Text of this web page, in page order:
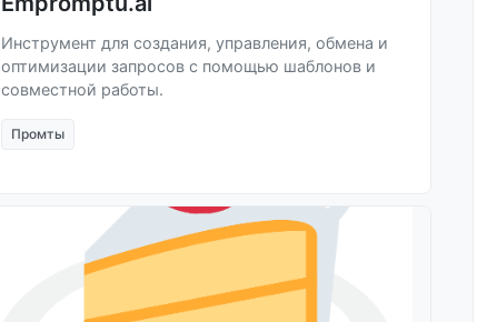
Инструмент для создания, управления, обмена и
оптимизации запросов с помощью шаблонов и
совместной работы.
Промты